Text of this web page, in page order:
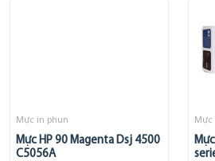
Mực in phun
Mực HP 90 Magenta Dsj 4500
C5056A
Mực